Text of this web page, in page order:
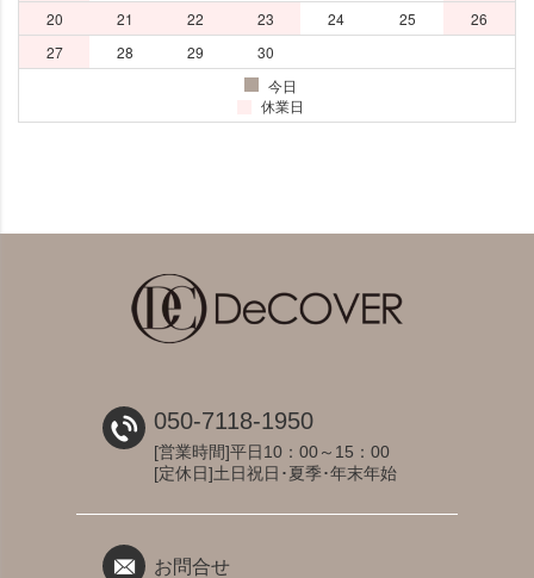
050-7118-1950
[営業時間]平日10：00～15：00
[定休日]土日祝日･夏季･年末年始
お問合せ